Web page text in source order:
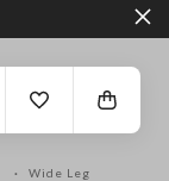
Wide Leg